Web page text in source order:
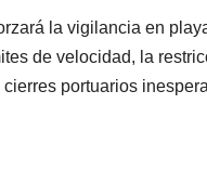
la vigilancia en
de velocidad, la
portuarios